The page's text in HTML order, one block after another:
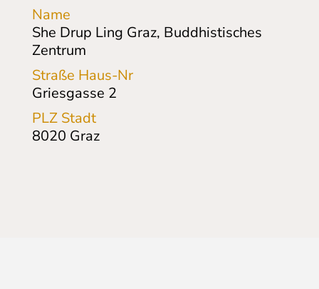
Name
She Drup Ling Graz, Buddhistisches
Zentrum
Straße Haus-Nr
Griesgasse 2
PLZ Stadt
8020 Graz